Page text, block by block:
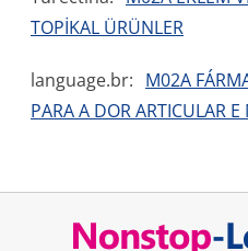
TOPİKAL ÜRÜNLER
language.br: M02A
PARA A DOR ARTICULAR